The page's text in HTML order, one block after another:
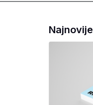
Najnovije